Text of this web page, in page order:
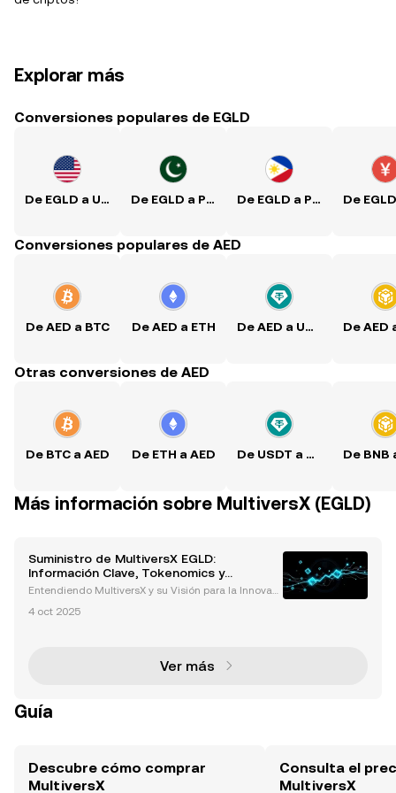
Explorar más
Conversiones populares de EGLD
De EGLD a USD De EGLD a PKR De EGLD a PHP
Conversiones populares de AED
De AED a BTC De AED a ETH De AED a USDT
Otras conversiones de AED
De BTC a AED De ETH a AED De USDT a AED
Más información sobre MultiversX (EGLD)
Suministro de MultiversX EGLD:
Información Clave, Tokenomics y
Controversias que Debes Conocer
Entendiendo MultiversX y su Visión para la Innovaci
do como Elrond, es una plataforma blockchain de p
4 oct 2025
Ver más
Guía
Descubre cómo comprar
MultiversX
Consulta el
MultiversX